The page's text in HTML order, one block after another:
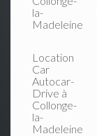
la-
Madeleine
Location
Car
Autocar-
Drive à
Collonge-
la-
Madeleine